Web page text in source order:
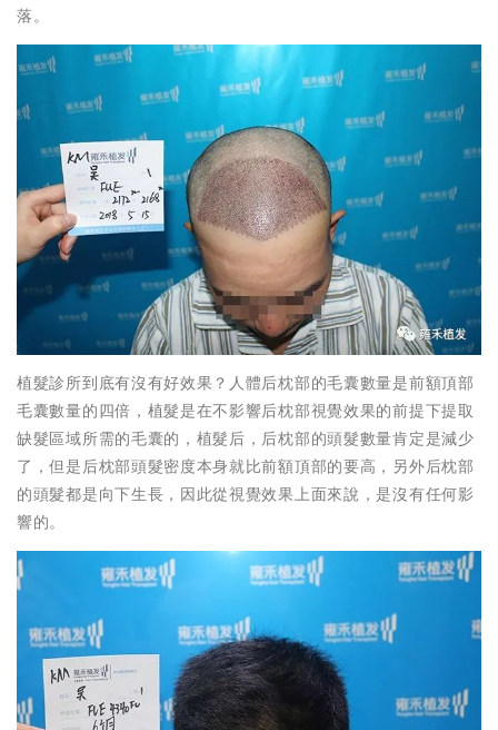
落。
植髮診所到底有沒有好效果？人體后枕部的毛囊數量是前額頂部
毛囊數量的四倍，植髮是在不影響后枕部視覺效果的前提下提取
缺髮區域所需的毛囊的，植髮后，后枕部的頭髮數量肯定是減少
了，但是后枕部頭髮密度本身就比前額頂部的要高，另外后枕部
的頭髮都是向下生長，因此從視覺效果上面來說，是沒有任何影
響的。